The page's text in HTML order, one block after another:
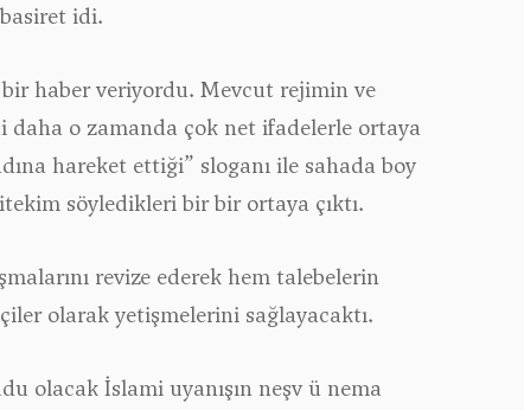
idi.
haber veriyordu. Mevcut rejimin ve
o zamanda çok net ifadelerle ortaya
hareket ettiği” sloganı ile sahada boy
söyledikleri bir bir ortaya çıktı.
revize ederek hem talebelerin
olarak yetişmelerini sağlayacaktı.
olacak İslami uyanışın neşv ü nema